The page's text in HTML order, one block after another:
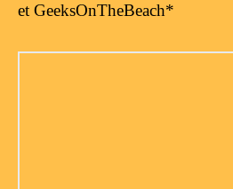
et GeeksOnTheBeach*